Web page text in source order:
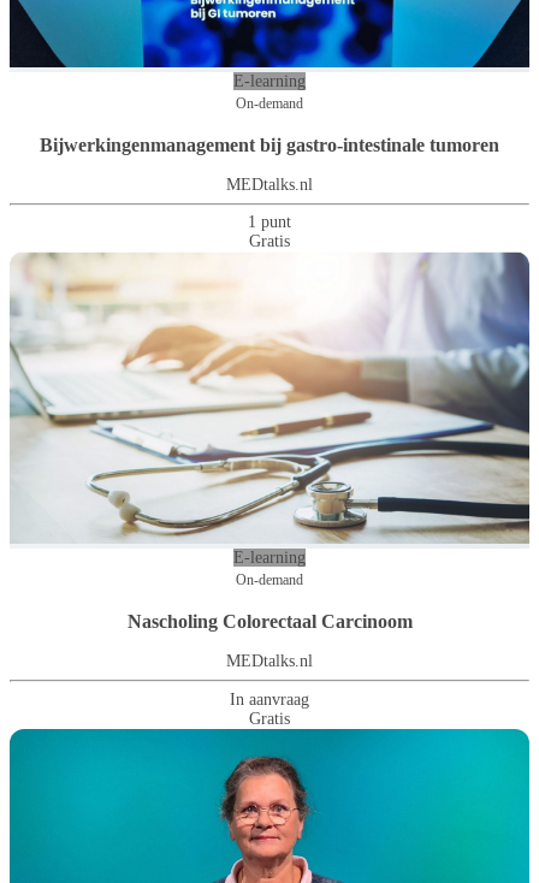
E-learning
On-demand
Bijwerkingenmanagement bij gastro-intestinale tumoren
MEDtalks.nl
1 punt
Gratis
E-learning
On-demand
Nascholing Colorectaal Carcinoom
MEDtalks.nl
In aanvraag
Gratis